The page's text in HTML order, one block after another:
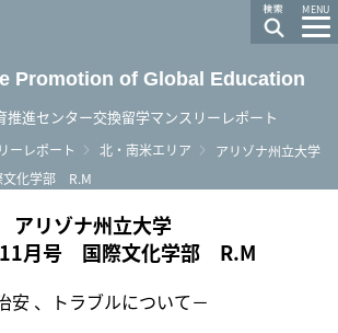
MENU
Promotion of Global Education
推進センター交換留学マンスリーレポート
ーレポート 北・南米エリア
アリゾナ州立大学
化学部 R.M
アリゾナ州立大学
月号 国際文化学部 R.M
安 、トラブルについて－